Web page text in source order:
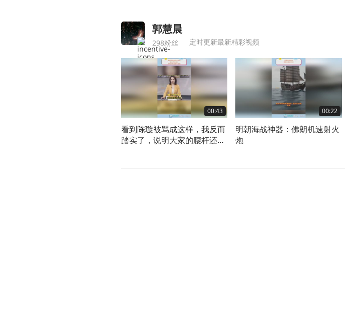
郭慧晨
298粉丝 定时更新最新精彩视频
00:43
看到陈璇被骂成这样，我反而
踏实了，说明大家的腰杆还
00:22
明朝海战神器：佛朗机速射火
炮